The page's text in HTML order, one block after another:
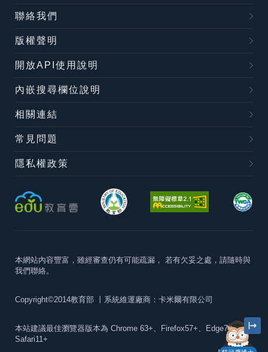
聯絡我們
版權聲明
開放API使用說明
內嵌搜尋欄位說明
相關連結
常見問題
隱私權政策
本網站內容豐富，雖經審查仍有可能疏漏， 若有欠妥之處，請隨時與
我們聯絡。
Copyright©2014教育部 丨系統維運廠商：卡米爾有限公司
本站建議最佳瀏覽器版本為 Chrome 63+、Firefox57+、Edge79+及
Safari11+